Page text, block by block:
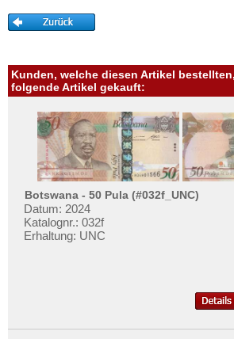
Usbekistan
Vietnam
Vietnam Süd
Zahlungsbedingungen
Widerrufsbelehrung
AGB
Impressum
Kunden, welche diesen Artikel
folgende Artikel gekauft:
Botswana - 50 Pula (#032f_UNC)
Datum: 2024
Katalognr.: 032f
Erhaltung: UNC